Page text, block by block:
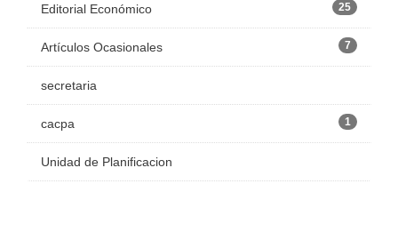
Editorial Económico 25
Artículos Ocasionales 7
secretaria
cacpa 1
Unidad de Planificacion